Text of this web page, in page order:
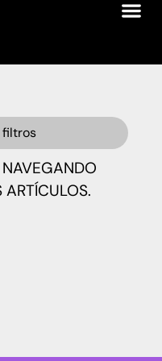
filtros
ARTÍCULOS.